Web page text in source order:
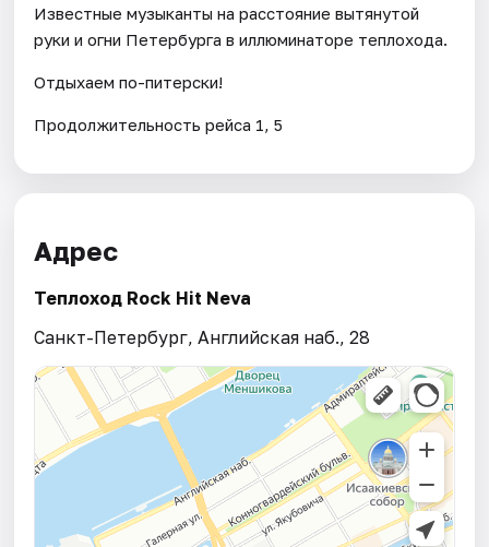
Известные музыканты на расстояние вытянутой
руки и огни Петербурга в иллюминаторе теплохода.
Отдыхаем по-питерски!
Продолжительность рейса 1, 5
Адрес
Теплоход Rock Hit Neva
Санкт-Петербург, Английская наб., 28